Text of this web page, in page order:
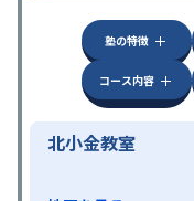
塾の特徴
コース内容
北小金教室